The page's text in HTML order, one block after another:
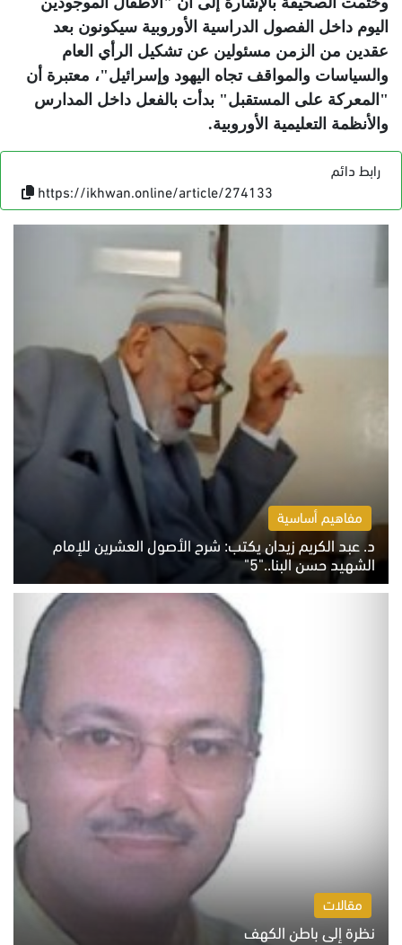
اليوم داخل الفصول الدراسية الأوروبية سيكونون بعد
عقدين من الزمن مسئولين عن تشكيل الرأي العام
والسياسات والمواقف تجاه اليهود وإسرائيل"، معتبرة أن
"المعركة على المستقبل" بدأت بالفعل داخل المدارس
والأنظمة التعليمية الأوروبية.
رابط دائم
https://ikhwan.online/article/274133
مفاهيم أساسية
د. عبد الكريم زيدان يكتب: شرح الأصول العشرين للإمام
الشهيد حسن البنا.."5"
السبت 8 أغسطس 2026 10:46 ص
مقالات
نظرة إلى باطن الكهف